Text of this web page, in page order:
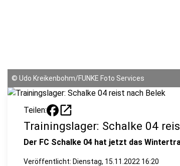
© Udo Kreikenbohm/FUNKE Foto Services
Teilen: open_in_new
Trainingslager: Schalke 04
Der FC Schalke 04 hat jetzt das
Veröffentlicht: Dienstag, 15.11.2022 16:20